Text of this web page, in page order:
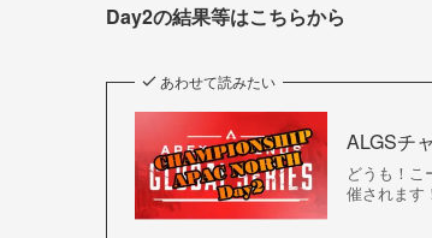
Day2の結果等はこちらから
あわせて読みたい
ALGSチ
どうも！こ
催されます